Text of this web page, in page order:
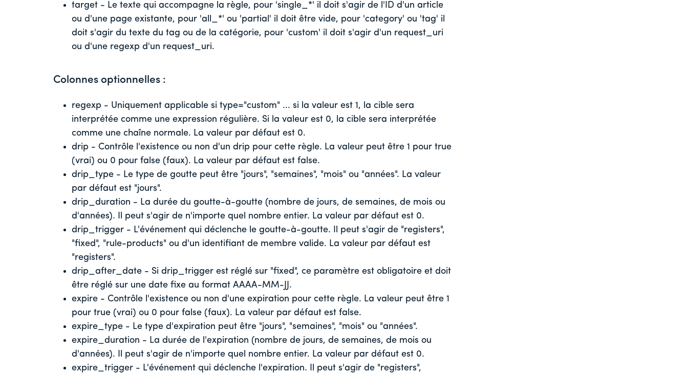
target - Le texte qui accompagne la règle, pour 'single_*' il doit s'agir de l'ID d'un article
ou d'une page existante, pour 'all_*' ou 'partial' il doit être vide, pour 'category' ou 'tag' il
doit s'agir du texte du tag ou de la catégorie, pour 'custom' il doit s'agir d'un request_uri
ou d'une regexp d'un request_uri.
Colonnes optionnelles :
regexp - Uniquement applicable si type="custom" ... si la valeur est 1, la cible sera
interprétée comme une expression régulière. Si la valeur est 0, la cible sera interprétée
comme une chaîne normale. La valeur par défaut est 0.
drip - Contrôle l'existence ou non d'un drip pour cette règle. La valeur peut être 1 pour true
(vrai) ou 0 pour false (faux). La valeur par défaut est false.
drip_type - Le type de goutte peut être "jours", "semaines", "mois" ou "années". La valeur
par défaut est "jours".
drip_duration - La durée du goutte-à-goutte (nombre de jours, de semaines, de mois ou
d'années). Il peut s'agir de n'importe quel nombre entier. La valeur par défaut est 0.
drip_trigger - L'événement qui déclenche le goutte-à-goutte. Il peut s'agir de "registers",
"fixed", "rule-products" ou d'un identifiant de membre valide. La valeur par défaut est
"registers".
drip_after_date - Si drip_trigger est réglé sur "fixed", ce paramètre est obligatoire et doit
être réglé sur une date fixe au format AAAA-MM-JJ.
expire - Contrôle l'existence ou non d'une expiration pour cette règle. La valeur peut être 1
pour true (vrai) ou 0 pour false (faux). La valeur par défaut est false.
expire_type - Le type d'expiration peut être "jours", "semaines", "mois" ou "années".
expire_duration - La durée de l'expiration (nombre de jours, de semaines, de mois ou
d'années). Il peut s'agir de n'importe quel nombre entier. La valeur par défaut est 0.
expire_trigger - L'événement qui déclenche l'expiration. Il peut s'agir de "registers",